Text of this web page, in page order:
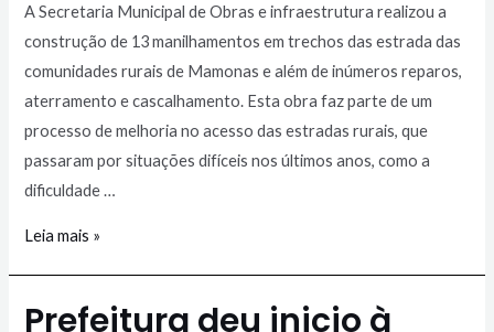
A Secretaria Municipal de Obras e infraestrutura realizou a
construção de 13 manilhamentos em trechos das estrada das
comunidades rurais de Mamonas e além de inúmeros reparos,
aterramento e cascalhamento. Esta obra faz parte de um
processo de melhoria no acesso das estradas rurais, que
passaram por situações difíceis nos últimos anos, como a
dificuldade …
Leia mais »
Prefeitura deu inicio à